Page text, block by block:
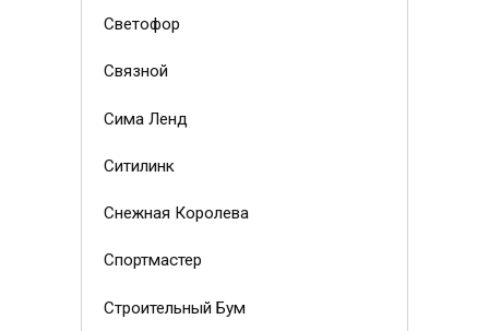
Светофор
Связной
Сима Ленд
Ситилинк
Снежная Королева
Спортмастер
Строительный Бум